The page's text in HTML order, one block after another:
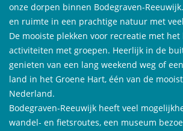
onze dorpen binnen Bodegraven-
en ruimte in een prachtige natuur met
De mooiste plekken voor recreatie met het
activiteiten met groepen. Heerlijk in de
genieten van een lang weekend weg of
land in het Groene Hart, één van de
Nederland.
Bodegraven-Reeuwijk heeft veel
wandel- en fietsroutes, een museum